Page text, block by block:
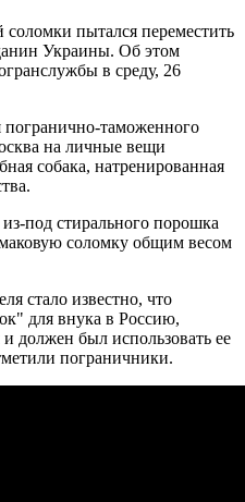
пытался переместить
Украины. Об этом
в среду, 26
таможенного
на личные вещи
собака, натренированная
из-под стирального порошка
соломку общим весом
стало известно, что
для внука в Россию,
должен был использовать ее
пограничники.